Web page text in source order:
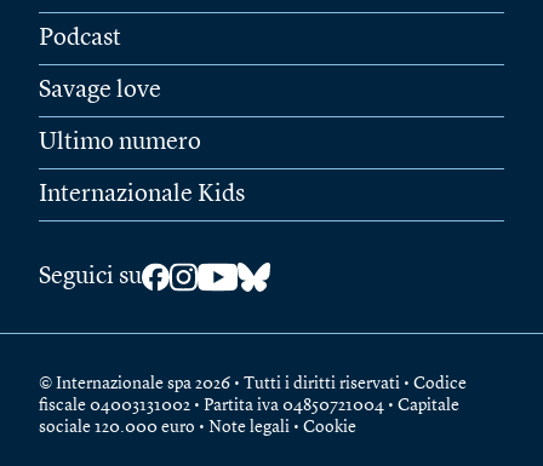
Podcast
Savage love
Ultimo numero
Internazionale Kids
Seguici su
© Internazionale spa 2026 • Tutti i diritti riservati • Codice
fiscale 04003131002 • Partita iva 04850721004 • Capitale
sociale 120.000 euro • Note legali • Cookie